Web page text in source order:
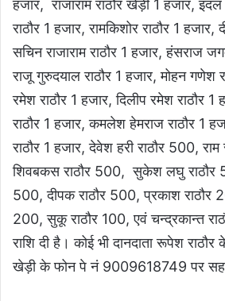
हजार, राजाराम राठौर खेड़ी 1 हजार, इंदल
राठौर 1 हजार, रामकिशोर राठौर 1 हजार,
सचिन राजाराम राठौर 1 हजार, हंसराज
राजू गुरुदयाल राठौर 1 हजार, मोहन गणेश
रमेश राठौर 1 हजार, दिलीप रमेश राठौर
राठौर 1 हजार, कमलेश हेमराज राठौर 1
राठौर 1 हजार, देवेश हरी राठौर 500,
शिवबकस राठौर 500, सुकेश लघु राठौर
500, दीपक राठौर 500, प्रकाश राठौर
200, सुकू राठौर 100, एवं चन्द्रकान्त
राशि दी है। कोई भी दानदाता रूपेश राठौर
खेड़ी के फोन पे नं 9009618749 पर